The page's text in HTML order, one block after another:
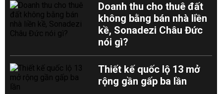
Doanh thu cho thuê đất
không bằng bán nhà liền
kề, Sonadezi Châu Đức
nói gì?
Thiết kế quốc lộ 13 mở
rộng gần gấp ba lần